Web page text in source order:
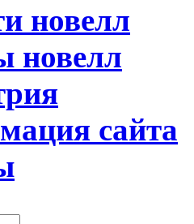
новелл
новелл
сайта